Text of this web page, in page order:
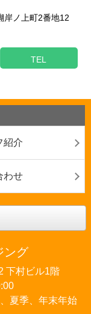
岸ノ上町2番地12
TEL
紹介
わせ
ング
下村ビル1階
夏季、年末年始